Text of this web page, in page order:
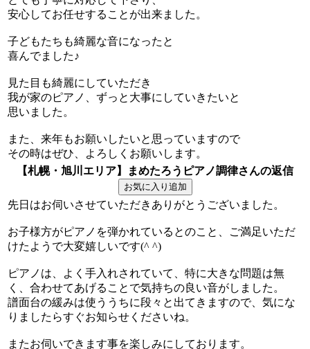
安心してお任せすることが出来ました。
子どもたちも綺麗な音になったと
喜んでました♪
見た目も綺麗にしていただき
我が家のピアノ、ずっと大事にしていきたいと
思いました。
また、来年もお願いしたいと思っていますので
その時はぜひ、よろしくお願いします。
【札幌・旭川エリア】まめたろうピアノ調律さんの返信
先日はお伺いさせていただきありがとうございました。
お子様方がピアノを弾かれているとのこと、ご満足いただ
けたようで大変嬉しいです(^ ^)
ピアノは、よく手入れされていて、特に大きな問題は無
く、合わせてあげることで気持ちの良い音がしました。
譜面台の緩みは使ううちに段々と出てきますので、気にな
りましたらすぐお知らせくださいね。
またお伺いできます事を楽しみにしております。